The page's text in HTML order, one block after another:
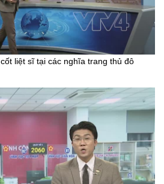
liệt sĩ tại các nghĩa trang thủ đô